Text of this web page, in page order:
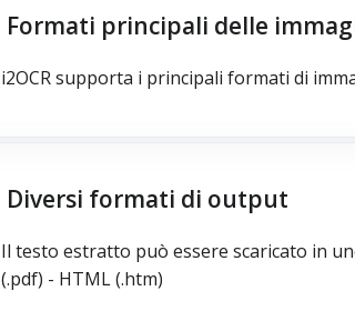
Formati principali delle
i2OCR supporta i principali formati di
Diversi formati di output
Il testo estratto può essere scaricato in
(.pdf) - HTML (.htm)